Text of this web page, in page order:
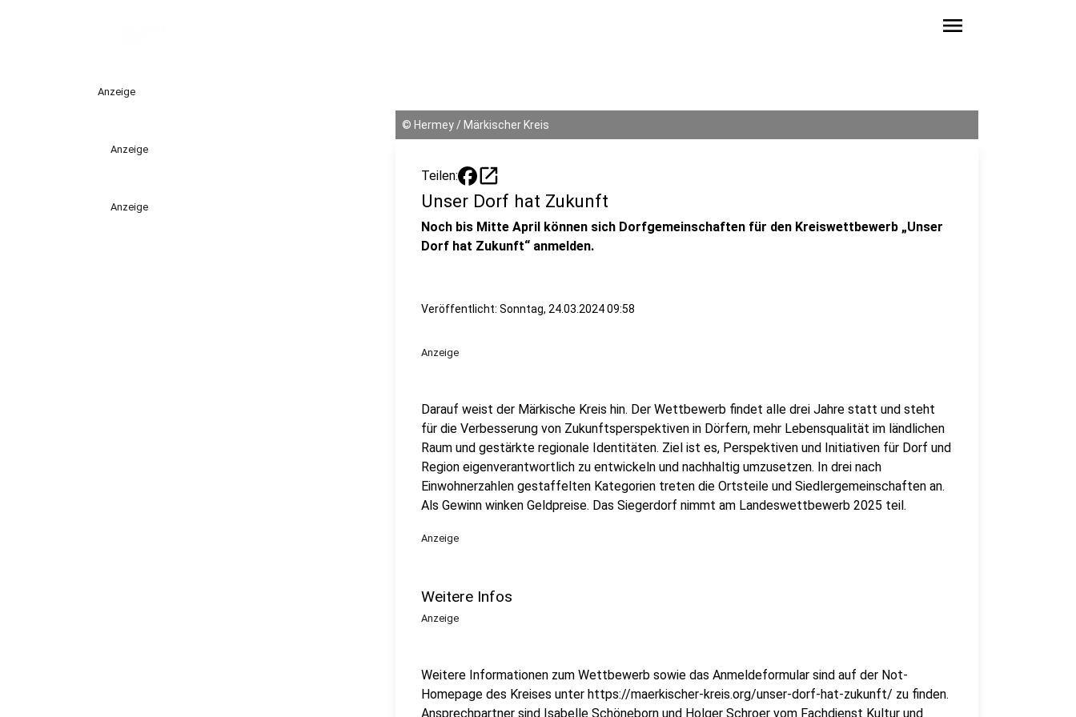
menu
Anzeige
Anzeige
Anzeige
© Hermey / Märkischer Kreis
Teilen: open_in_new
Unser Dorf hat Zukunft
Noch bis Mitte April können sich Dorfgemeinschaften für den Kreiswettbewerb „Unser
Dorf hat Zukunft“ anmelden.
Veröffentlicht: Sonntag, 24.03.2024 09:58
Anzeige
Darauf weist der Märkische Kreis hin. Der Wettbewerb findet alle drei Jahre statt und steht
für die Verbesserung von Zukunftsperspektiven in Dörfern, mehr Lebensqualität im ländlichen
Raum und gestärkte regionale Identitäten. Ziel ist es, Perspektiven und Initiativen für Dorf und
Region eigenverantwortlich zu entwickeln und nachhaltig umzusetzen. In drei nach
Einwohnerzahlen gestaffelten Kategorien treten die Ortsteile und Siedlergemeinschaften an.
Als Gewinn winken Geldpreise. Das Siegerdorf nimmt am Landeswettbewerb 2025 teil.
Anzeige
Weitere Infos
Anzeige
Weitere Informationen zum Wettbewerb sowie das Anmeldeformular sind auf der Not-
Homepage des Kreises unter https://maerkischer-kreis.org/unser-dorf-hat-zukunft/ zu finden.
Ansprechpartner sind Isabelle Schöneborn und Holger Schroer vom Fachdienst Kultur und